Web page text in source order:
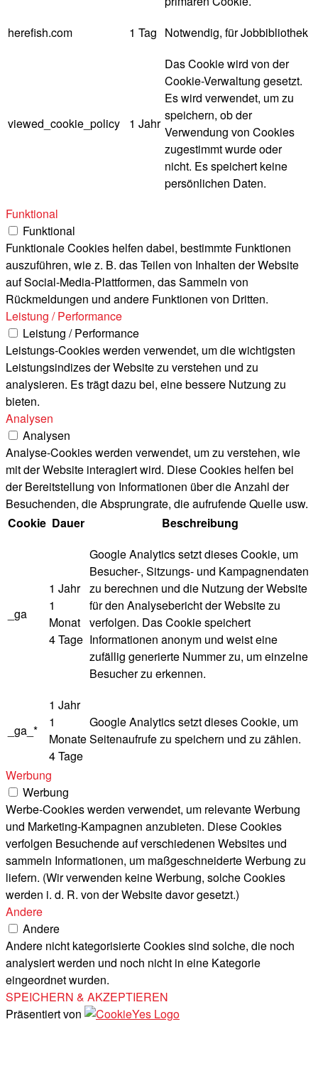
herefish.com
1 Tag Notwendig, für Jobbibliothek
viewed_cookie_policy 1 Jahr
Das Cookie wird von der
Cookie-Verwaltung gesetzt.
Es wird verwendet, um zu
speichern, ob der
Verwendung von Cookies
zugestimmt wurde oder
nicht. Es speichert keine
persönlichen Daten.
Funktional
Funktional
Funktionale Cookies helfen dabei, bestimmte Funktionen
auszuführen, wie z. B. das Teilen von Inhalten der Website
auf Social-Media-Plattformen, das Sammeln von
Rückmeldungen und andere Funktionen von Dritten.
Leistung / Performance
Leistung / Performance
Leistungs-Cookies werden verwendet, um die wichtigsten
Leistungsindizes der Website zu verstehen und zu
analysieren. Es trägt dazu bei, eine bessere Nutzung zu
bieten.
Analysen
Analysen
Analyse-Cookies werden verwendet, um zu verstehen, wie
mit der Website interagiert wird. Diese Cookies helfen bei
der Bereitstellung von Informationen über die Anzahl der
Besuchenden, die Absprungrate, die aufrufende Quelle usw.
Cookie Dauer Beschreibung
_ga
1 Jahr
1
Monat
4 Tage
Google Analytics setzt dieses Cookie, um
Besucher-, Sitzungs- und Kampagnendaten
zu berechnen und die Nutzung der Website
für den Analysebericht der Website zu
verfolgen. Das Cookie speichert
Informationen anonym und weist eine
zufällig generierte Nummer zu, um einzelne
Besucher zu erkennen.
_ga_*
1 Jahr
1
Monate
4 Tage
Google Analytics setzt dieses Cookie, um
Seitenaufrufe zu speichern und zu zählen.
Werbung
Werbung
Werbe-Cookies werden verwendet, um relevante Werbung
und Marketing-Kampagnen anzubieten. Diese Cookies
verfolgen Besuchende auf verschiedenen Websites und
sammeln Informationen, um maßgeschneiderte Werbung zu
liefern. (Wir verwenden keine Werbung, solche Cookies
werden i. d. R. von der Website davor gesetzt.)
Andere
Andere
Andere nicht kategorisierte Cookies sind solche, die noch
analysiert werden und noch nicht in eine Kategorie
eingeordnet wurden.
SPEICHERN & AKZEPTIEREN
Präsentiert von